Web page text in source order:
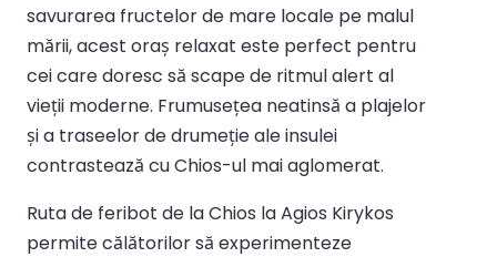
savurarea fructelor de mare locale pe malul
mării, acest oraș relaxat este perfect pentru
cei care doresc să scape de ritmul alert al
vieții moderne. Frumusețea neatinsă a plajelor
și a traseelor de drumeție ale insulei
contrastează cu Chios-ul mai aglomerat.
Ruta de feribot de la Chios la Agios Kirykos
permite călătorilor să experimenteze